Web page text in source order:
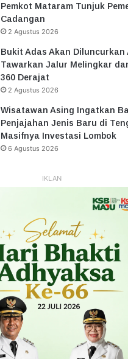
Pemkot Mataram Tunjuk
Cadangan
2 Agustus 2026
Bukit Adas Akan Diluncurkan
Tawarkan Jalur Melingkar
360 Derajat
2 Agustus 2026
Wisatawan Asing Ingatkan
Penjajahan Jenis Baru di
Masifnya Investasi Lombok
6 Agustus 2026
IKLAN